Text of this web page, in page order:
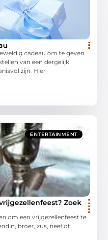
cadeau om te geven
van een dergelijk
zijn. Hier
ENTERTAINMENT
Zoek
om een vrijgezellenfeest te
broer, zus, neef of